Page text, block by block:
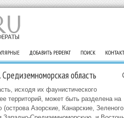
ДОБАВИТЬ РЕФЕРАТ ПОИСК
область
исходя их фаунистического
территорий, может быть разделена на
(острова Азорские, Канарские,